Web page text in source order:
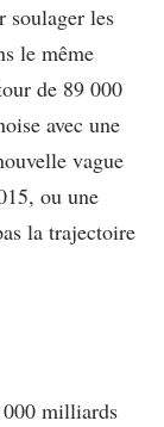
soulager les
le même
de 89 000
avec une
vague
ou une
la trajectoire
milliards